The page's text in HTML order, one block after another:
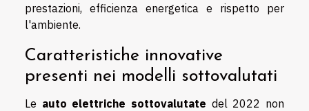
prestazioni, efficienza energetica e rispetto per
l'ambiente.
Caratteristiche innovative
presenti nei modelli sottovalutati
Le auto elettriche sottovalutate del 2022 non